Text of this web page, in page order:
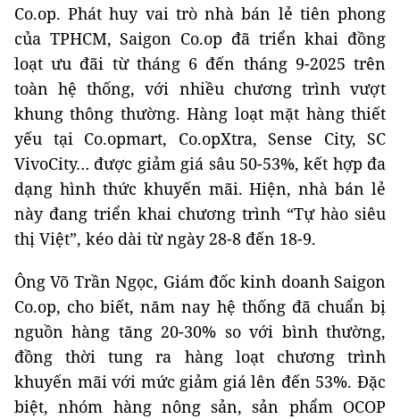
Co.op. Phát huy vai trò nhà bán lẻ tiên phong
của TPHCM, Saigon Co.op đã triển khai đồng
loạt ưu đãi từ tháng 6 đến tháng 9-2025 trên
toàn hệ thống, với nhiều chương trình vượt
khung thông thường. Hàng loạt mặt hàng thiết
yếu tại Co.opmart, Co.opXtra, Sense City, SC
VivoCity… được giảm giá sâu 50-53%, kết hợp đa
dạng hình thức khuyến mãi. Hiện, nhà bán lẻ
này đang triển khai chương trình “Tự hào siêu
thị Việt”, kéo dài từ ngày 28-8 đến 18-9.
Ông Võ Trần Ngọc, Giám đốc kinh doanh Saigon
Co.op, cho biết, năm nay hệ thống đã chuẩn bị
nguồn hàng tăng 20-30% so với bình thường,
đồng thời tung ra hàng loạt chương trình
khuyến mãi với mức giảm giá lên đến 53%. Đặc
biệt, nhóm hàng nông sản, sản phẩm OCOP